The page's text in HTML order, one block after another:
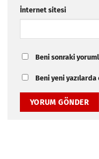
İnternet sitesi
Beni sonraki
Beni yeni